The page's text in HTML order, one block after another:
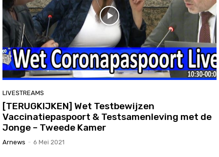
LIVESTREAMS
[TERUGKIJKEN] Wet Testbewijzen
Vaccinatiepaspoort & Testsamenleving met de
Jonge – Tweede Kamer
Arnews - 6 Mei 2021